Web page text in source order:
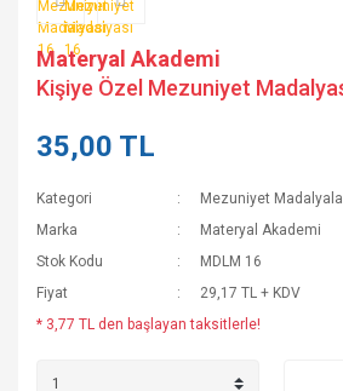
Materyal Akademi
Kişiye Özel Mezuniyet
35,00 TL
Kategori
Mezuniyet
Marka
Materyal Akademi
Stok Kodu
MDLM 16
Fiyat
29,17 TL + KDV
* 3,77 TL den başlayan taksitlerle!